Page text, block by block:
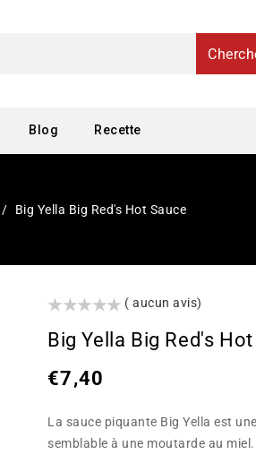
Blog Recette
Big Yella Big Red's Hot Sauce
()
( aucun avis)
Big Yella Big Red's
Prix
€7,40
La sauce piquante Big Yella est
semblable à une moutarde au